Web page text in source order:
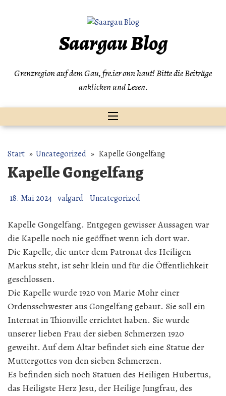
Saargau Blog
Grenzregion auf dem Gau, fre.ier onn haut! Bitte die Beiträge
anklicken und Lesen.
Start » Uncategorized » Kapelle Gongelfang
Kapelle Gongelfang
18. Mai 2024 valgard Uncategorized
Kapelle Gongelfang. Entgegen gewisser Aussagen war
die Kapelle noch nie geöffnet wenn ich dort war.
Die Kapelle, die unter dem Patronat des Heiligen
Markus steht, ist sehr klein und für die Öffentlichkeit
geschlossen.
Die Kapelle wurde 1920 von Marie Mohr einer
Ordensschwester aus Gongelfang gebaut. Sie soll ein
Internat in Thionville errichtet haben. Sie wurde
unserer lieben Frau der sieben Schmerzen 1920
geweiht. Auf dem Altar befindet sich eine Statue der
Muttergottes von den sieben Schmerzen.
Es befinden sich noch Statuen des Heiligen Hubertus,
das Heiligste Herz Jesu, der Heilige Jungfrau, des